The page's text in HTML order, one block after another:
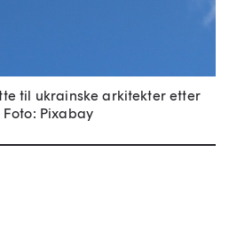
til ukrainske arkitekter etter
Foto: Pixabay